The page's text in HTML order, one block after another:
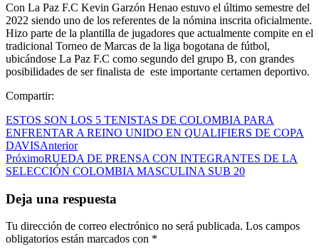
Con La Paz F.C Kevin Garzón Henao estuvo el último semestre del
2022 siendo uno de los referentes de la nómina inscrita oficialmente.
Hizo parte de la plantilla de jugadores que actualmente compite en el
tradicional Torneo de Marcas de la liga bogotana de fútbol,
ubicándose La Paz F.C como segundo del grupo B, con grandes
posibilidades de ser finalista de este importante certamen deportivo.
Compartir:
ESTOS SON LOS 5 TENISTAS DE COLOMBIA PARA
ENFRENTAR A REINO UNIDO EN QUALIFIERS DE COPA
DAVISAnterior
PróximoRUEDA DE PRENSA CON INTEGRANTES DE LA
SELECCIÓN COLOMBIA MASCULINA SUB 20
Deja una respuesta
Tu dirección de correo electrónico no será publicada. Los campos
obligatorios están marcados con *